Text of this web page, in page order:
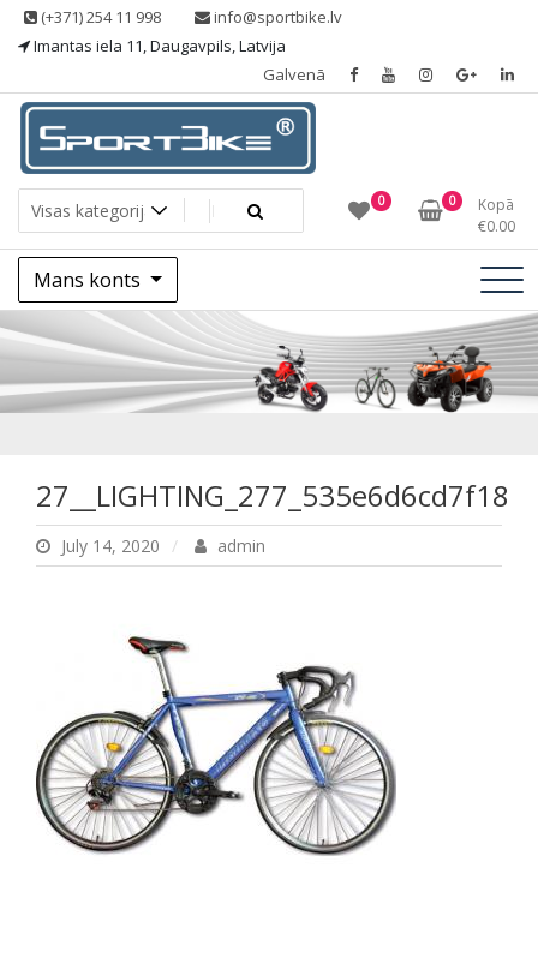
Skip (+371) 254 11 998
info@sportbike.lv
Imantas iela 11, Daugavpils, Latvija
Galvenā
Sportbike
Sporting goods 0 0
Kopā
€0.00
Mans konts
27__LIGHTING_277_535e6d6cd7f18
July 14, 2020 admin